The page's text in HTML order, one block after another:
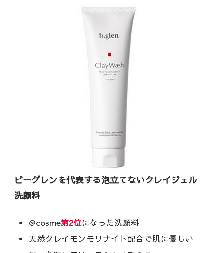
ビーグレンを代表する泡立てないクレイジェル
洗顔料
@cosme第2位になった洗顔料
天然クレイモンモリナイト配合で肌に優しい